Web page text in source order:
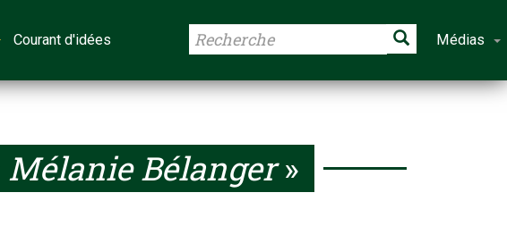
Courant d'idées Médias
Mélanie Bélanger»